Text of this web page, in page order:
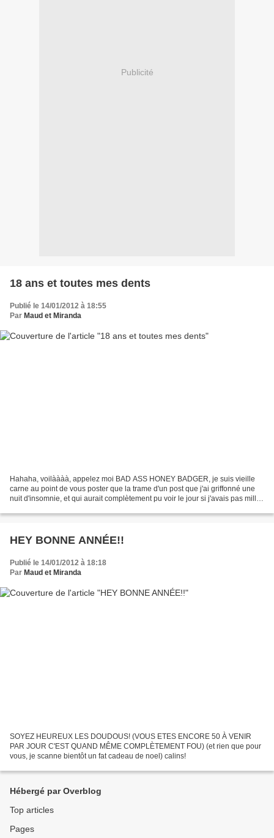
Publicité
18 ans et toutes mes dents
Publié le 14/01/2012 à 18:55
Par Maud et Miranda
Hahaha, voilàààà, appelez moi BAD ASS HONEY BADGER, je suis vieille
carne au point de vous poster que la trame d'un post que j'ai griffonné une
nuit d'insomnie, et qui aurait complètement pu voir le jour si j'avais pas mille
HEY BONNE ANNÉE!!
Publié le 14/01/2012 à 18:18
Par Maud et Miranda
SOYEZ HEUREUX LES DOUDOUS! (VOUS ETES ENCORE 50 À VENIR
PAR JOUR C'EST QUAND MÊME COMPLÈTEMENT FOU) (et rien que pour
vous, je scanne bientôt un fat cadeau de noel) calins!
Hébergé par Overblog
Top articles
Pages